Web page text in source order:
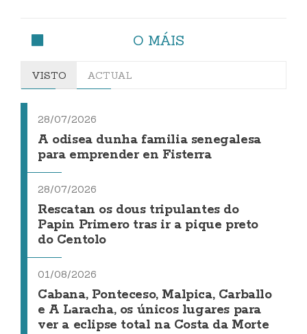
O MÁIS
VISTO ACTUAL
28/07/2026
A odisea dunha familia senegalesa
para emprender en Fisterra
28/07/2026
Rescatan os dous tripulantes do
Papin Primero tras ir a pique preto
do Centolo
01/08/2026
Cabana, Ponteceso, Malpica, Carballo
e A Laracha, os únicos lugares para
ver a eclipse total na Costa da Morte